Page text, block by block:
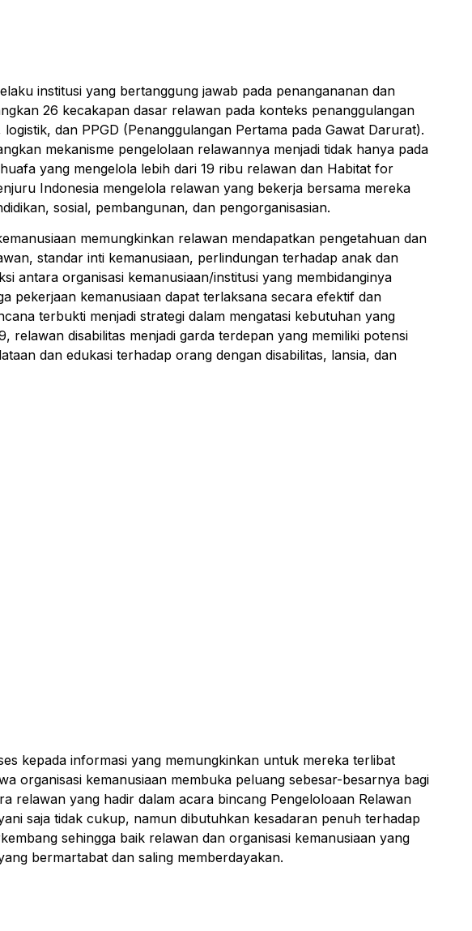
institusi yang bertanggung jawab pada penangananan dan
26 kecakapan dasar relawan pada konteks penanggulangan
logistik, dan PPGD (Penanggulangan Pertama pada Gawat Darurat).
mekanisme pengelolaan relawannya menjadi tidak hanya pada
yang mengelola lebih dari 19 ribu relawan dan Habitat for
Indonesia mengelola relawan yang bekerja bersama mereka
sosial, pembangunan, dan pengorganisasian.
memungkinkan relawan mendapatkan pengetahuan dan
standar inti kemanusiaan, perlindungan terhadap anak dan
antara organisasi kemanusiaan/institusi yang membidanginya
pekerjaan kemanusiaan dapat terlaksana secara efektif dan
terbukti menjadi strategi dalam mengatasi kebutuhan yang
relawan disabilitas menjadi garda terdepan yang memiliki potensi
dan edukasi terhadap orang dengan disabilitas, lansia, dan
kepada informasi yang memungkinkan untuk mereka terlibat
organisasi kemanusiaan membuka peluang sebesar-besarnya bagi
relawan yang hadir dalam acara bincang Pengeloloaan Relawan
saja tidak cukup, namun dibutuhkan kesadaran penuh terhadap
sehingga baik relawan dan organisasi kemanusiaan yang
bermartabat dan saling memberdayakan.